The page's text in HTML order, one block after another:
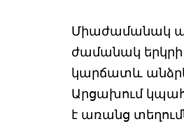
Միաժամանակ
ժամանակ երկրի
կարճատև
Արցախում
է առանց